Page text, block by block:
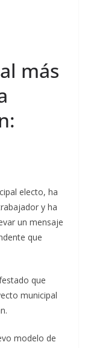
más
electo, ha
y ha
un mensaje
que
que
municipal
modelo de